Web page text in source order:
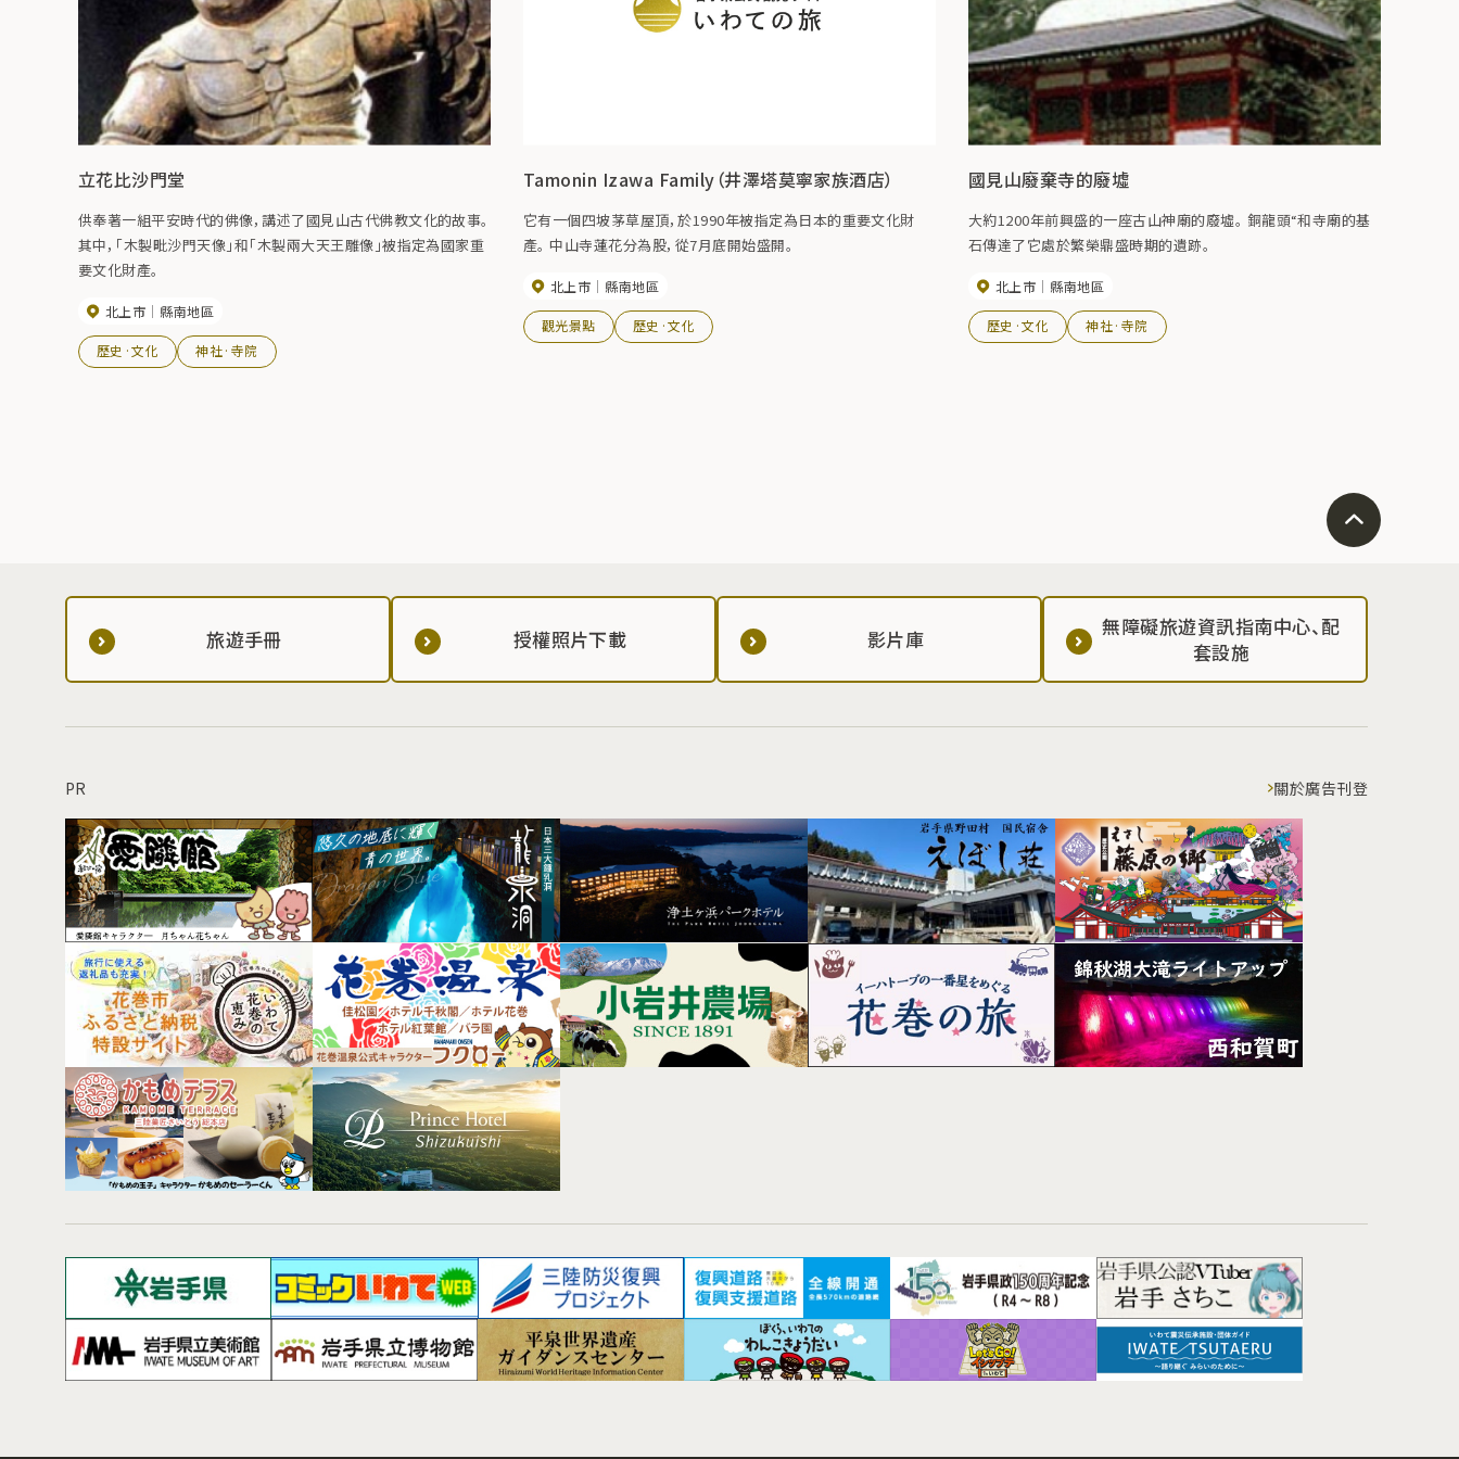
立花比沙門堂
供奉著一組平安時代的佛像，講述了國見山古代佛教文化的故事。
其中，「木製毗沙門天像」和「木製兩大天王雕像」被指定為國家重
要文化財產。
北上市 縣南地區
歷史·文化 神社·寺院
Tamonin Izawa Family（井澤塔莫寧家族酒店）
它有一個四坡茅草屋頂，於1990年被指定為日本的重要文化財
產。 中山寺蓮花分為股，從7月底開始盛開。
北上市 縣南地區
觀光景點 歷史·文化
國見山廢棄寺的廢墟
大約1200年前興盛的一座古山神廟的廢墟。 銅龍頭“和寺廟的基
石傳達了它處於繁榮鼎盛時期的遺跡。
北上市 縣南地區
歷史·文化 神社·寺院
旅遊手冊 授權照片下載 影片庫
無障礙旅遊資訊指南中心、配
套設施
PR 關於廣告刊登